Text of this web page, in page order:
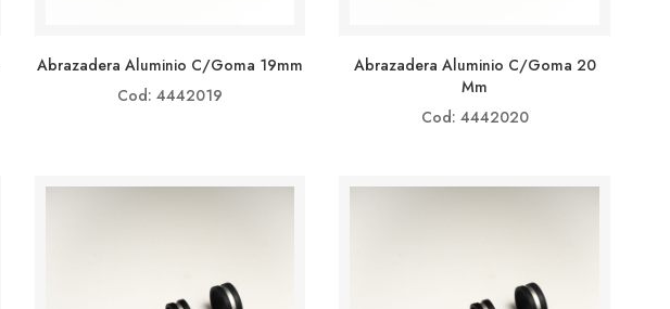
Abrazadera Aluminio C/goma 19mm
Cod: 4442019
Abrazadera Aluminio C/goma 20
Mm
Cod: 4442020